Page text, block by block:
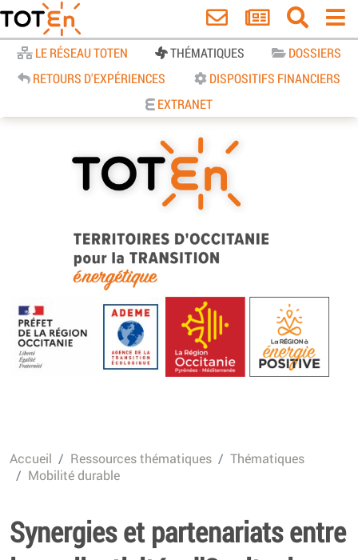
LE RÉSEAU TOTEN THÉMATIQUES
DOSSIERS
RETOURS D'EXPÉRIENCES
DISPOSITIFS FINANCIERS
EXTRANET
TOTEn Occitanie | Territoires
d’Occitanie pour la Transition
Energétique
Accueil Ressources thématiques
Thématiques
Mobilité durable
Synergies et partenariats entre